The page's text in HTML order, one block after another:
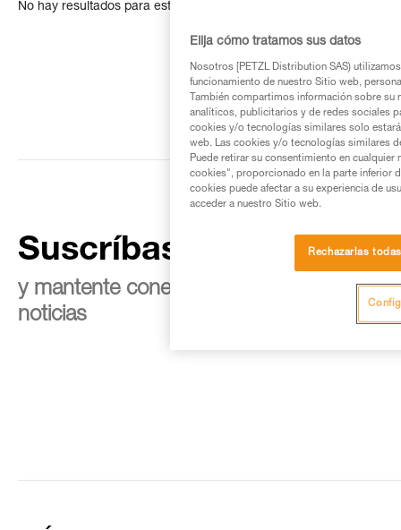
No hay resultados para esta búsqueda
Suscríbase al boletín
y mantente conectado con nuestras
noticias
Elija cómo tratamos sus datos
Nosotros [PETZL Distribution SAS)
funcionamiento de nuestro Sitio web,
También compartimos información sobre
analíticos, publicitarios y de redes sociales
cookies y/o tecnologías similares solo
web. Las cookies y/o tecnologías similares
Puede retirar su consentimiento en
cookies", proporcionado en la parte inferior
cookies puede afectar a su experiencia de
acceder a nuestro Sitio web.
Rechazarlas